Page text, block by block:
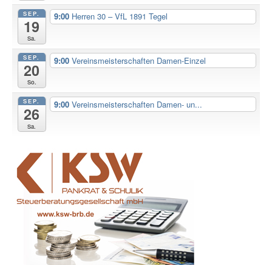
SEP.
19
Sa.
9:00 Herren 30 – VfL 1891 Tegel
SEP.
20
So.
9:00 Vereinsmeisterschaften Damen-Einzel
SEP.
26
Sa.
9:00 Vereinsmeisterschaften Damen- un...